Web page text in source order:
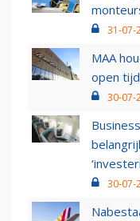
31-07-
MAA
open
30-07-
30-07-